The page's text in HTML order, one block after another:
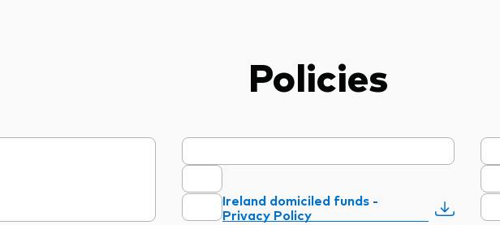
Policies
Ireland domiciled funds -
Privacy Policy